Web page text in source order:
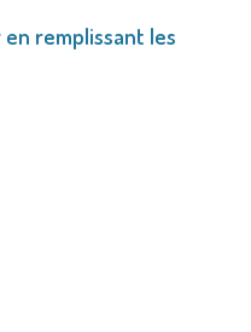
remplissant les